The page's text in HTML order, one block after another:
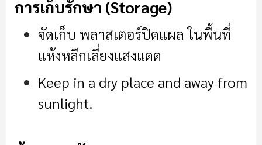
การเก็บรักษา (Storage)
จัดเก็บ พลาสเตอร์ปิดแผล ในพื้นที่
แห้งหลีกเลี่ยงแสงแดด
Keep in a dry place and away from
sunlight.